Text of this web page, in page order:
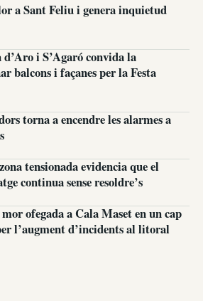
a Sant Feliu i genera inquietud
i S’Agaró convida la
balcons i façanes per la Festa
torna a encendre les alarmes a
tensionada evidencia que el
continua sense resoldre’s
ofegada a Cala Maset en un cap
l’augment d’incidents al litoral